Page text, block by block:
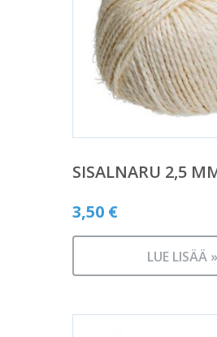
SISALNARU 2,5
3,50 €
LUE LISÄÄ »